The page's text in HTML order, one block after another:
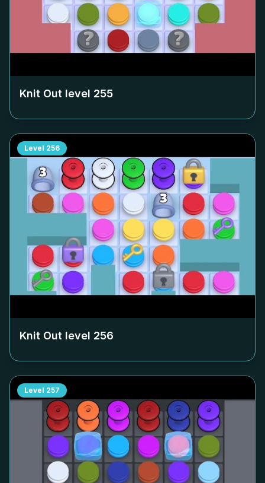
Knit Out level 255
Level 256
Knit Out level 256
Level 257